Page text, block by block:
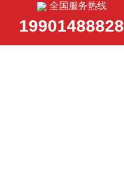
全国服务热线
19901488828